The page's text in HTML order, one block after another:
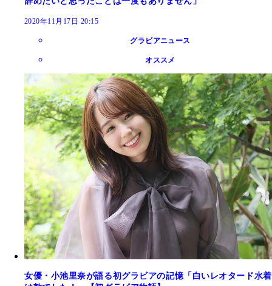
2020年11月17日 20:15
グラビアニュース
オススメ
女優・小池里奈が語る初グラビアの記憶「白いレオタード水着